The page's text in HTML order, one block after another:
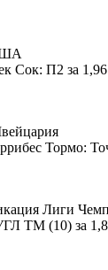
Сок: П2 за
Тормо:
Лиги
ТМ (10) за